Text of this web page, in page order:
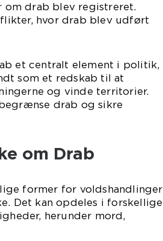
drab blev registreret.
hvor drab blev udført
et centralt element i politik,
som et redskab til at
og vinde territorier.
drab og sikre
om Drab
former for voldshandlinger
Det kan opdeles i forskellige
herunder mord,